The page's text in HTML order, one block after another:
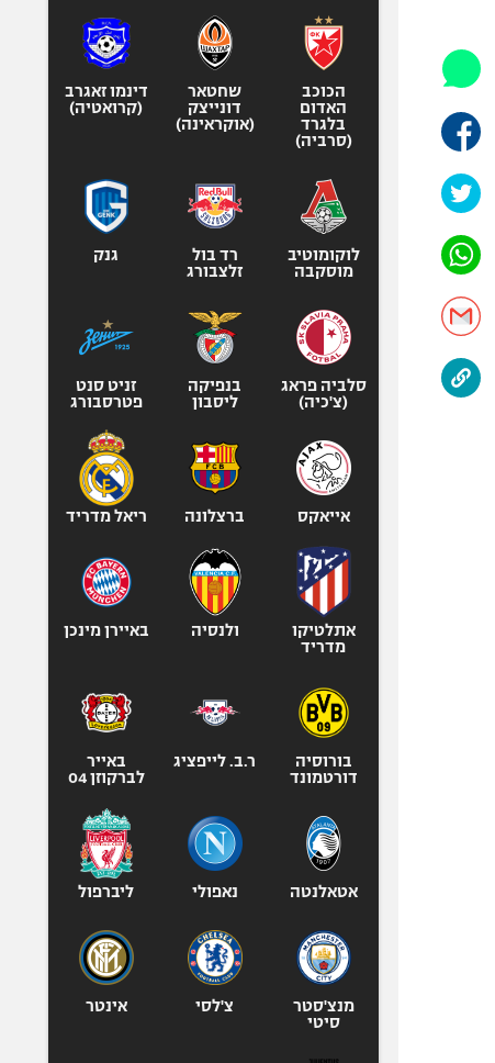
אופניים
ספורט מוטורי
כדורמים
פוטבול אמריקאי NFL
ספורט אתגרי
ואקסטרים
אומנויות לחימה
הכוכב
האדום
בלגרד
(סרביה)
שחטאר
דונייצק
(אוקראינה)
דינמו זאגרב
(קרואטיה)
לוקומוטיב
מוסקבה
רד בול
זלצבורג
גנק
סלביה פראג
(צ'כיה)
בנפיקה
ליסבון
זניט סנט
פטרסבורג
אייאקס ברצלונה ריאל מדריד
אתלטיקו
מדריד
ולנסיה באיירן מינכן
בורוסיה
דורטמונד
ר.ב. לייפציג
באייר
לברקוזן 04
אטאלנטה נאפולי ליברפול
מנצ'סטר
סיטי
צ'לסי אינטר